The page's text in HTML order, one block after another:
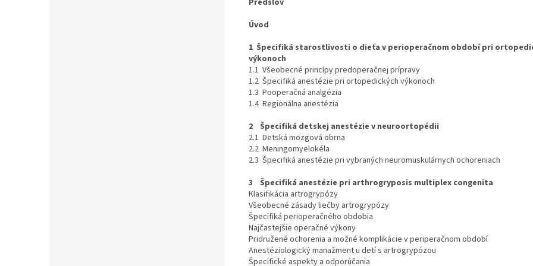
Predslov
Úvod
1 Špecifiká starostlivosti o dieťa v perioperačnom období pri
výkonoch
1.1 Všeobecné princípy predoperačnej prípravy
1.2 Špecifiká anestézie pri ortopedických výkonoch
1.3 Pooperačná analgézia
1.4 Regionálna anestézia
2 Špecifiká detskej anestézie v neuroortopédii
2.1 Detská mozgová obrna
2.2 Meningomyelokéla
2.3 Špecifiká anestézie pri vybraných neuromuskulárnych ochoreniach
3 Špecifiká anestézie pri arthrogryposis multiplex congenita
Klasifikácia artrogrypózy
Všeobecné zásady liečby artrogrypózy
Špecifiká perioperačného obdobia
Najčastejšie operačné výkony
Pridružené ochorenia a možné komplikácie v peri­peračnom období
Anestéziologický manažment u detí s artrogrypózou
Špecifické aspekty a odporúčania